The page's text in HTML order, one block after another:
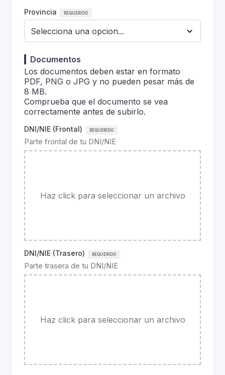
Provincia
Documentos
Los documentos deben estar en formato
PDF, PNG o JPG y no pueden pesar más de
8 MB.
Comprueba que el documento se vea
correctamente antes de subirlo.
DNI/NIE (Frontal)
Parte frontal de tu DNI/NIE
Haz click para seleccionar un archivo
DNI/NIE (Trasero)
Parte trasera de tu DNI/NIE
Haz click para seleccionar un archivo